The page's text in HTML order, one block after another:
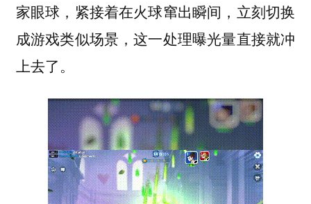
家眼球，紧接着在火球窜出瞬间，立刻切换
成游戏类似场景，这一处理曝光量直接就冲
上去了。